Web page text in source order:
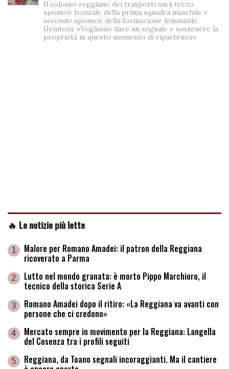
Il colosso reggiano dei trasporti sarà terzo
sponsor frontale della prima squadra maschile e
secondo sponsor della formazione femminile.
Genitoni: «Vogliamo dare un segnale e sostenere la
proprietà in questo momento di ripartenza».
🔥 Le notizie più lette
1 Malore per Romano Amadei: il patron della Reggiana
ricoverato a Parma
2 Lutto nel mondo granata: è morto Pippo Marchioro, il
tecnico della storica Serie A
3 Romano Amadei dopo il ritiro: «La Reggiana va avanti con
persone che ci credono»
4 Mercato sempre in movimento per la Reggiana: Langella
del Cosenza tra i profili seguiti
5 Reggiana, da Toano segnali incoraggianti. Ma il cantiere